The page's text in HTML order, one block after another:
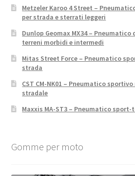
Metzeler Karoo 4 Street –
per strada e sterrati leggeri
Dunlop Geomax MX34 –
terreni morbidi e intermedi
Mitas Street Force – Pneumatico
strada
CST CM-NK01 – Pneumatico
stradale
Maxxis MA-ST3 – Pneumatico
Gomme per moto